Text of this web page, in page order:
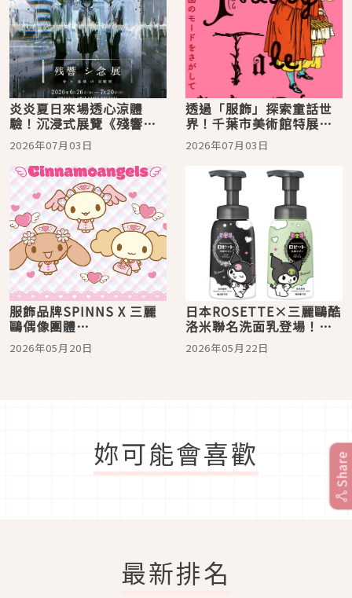
炎炎夏日來場透心涼體
驗！沉浸式展覽《殘響思
念展》登陸池袋PARCO，
用耳朵感受恐懼
2026年07月03日
透過「服飾」探索童話世
界！千葉市美術館特展
《尋找童話國度的時
尚》，將童話中的服飾具
象化
2026年07月03日
服飾品牌SPINNS X 三麗
鷗偶像團體
「CINNAMOANGELS」聯
名，絕版角色驚喜回歸
2026年05月20日
日本ROSETTE×三麗鷗酷
洛米聯名洗面乳登場！
2026夏季限定可愛包裝、
功效亮點一次看
2026年05月22日
妳可能會喜歡
最新排名
Share